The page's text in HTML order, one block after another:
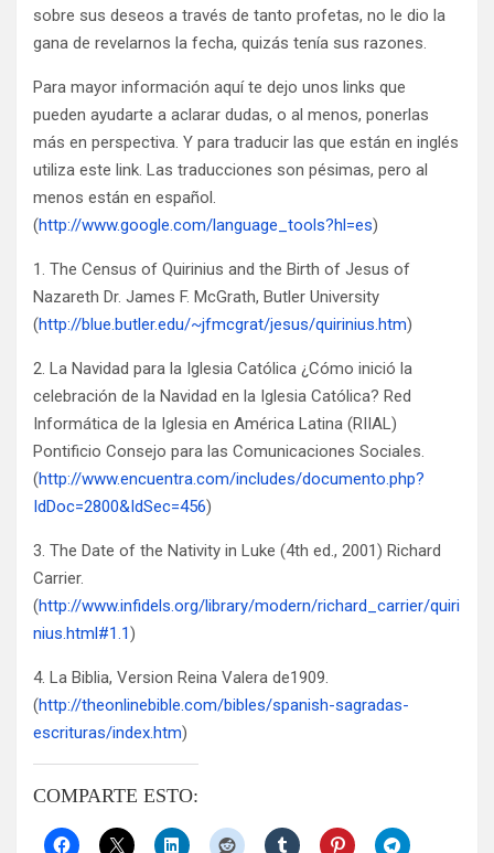
sobre sus deseos a través de tanto profetas, no le dio la
gana de revelarnos la fecha, quizás tenía sus razones.
Para mayor información aquí te dejo unos links que
pueden ayudarte a aclarar dudas, o al menos, ponerlas
más en perspectiva. Y para traducir las que están en inglés
utiliza este link. Las traducciones son pésimas, pero al
menos están en español.
(http://www.google.com/language_tools?hl=es)
1. The Census of Quirinius and the Birth of Jesus of
Nazareth Dr. James F. McGrath, Butler University
(http://blue.butler.edu/~jfmcgrat/jesus/quirinius.htm)
2. La Navidad para la Iglesia Católica ¿Cómo inició la
celebración de la Navidad en la Iglesia Católica? Red
Informática de la Iglesia en América Latina (RIIAL)
Pontificio Consejo para las Comunicaciones Sociales.
(http://www.encuentra.com/includes/documento.php?
IdDoc=2800&IdSec=456)
3. The Date of the Nativity in Luke (4th ed., 2001) Richard
Carrier.
(http://www.infidels.org/library/modern/richard_carrier/quiri
nius.html#1.1)
4. La Biblia, Version Reina Valera de1909.
(http://theonlinebible.com/bibles/spanish-sagradas-
escrituras/index.htm)
COMPARTE ESTO: